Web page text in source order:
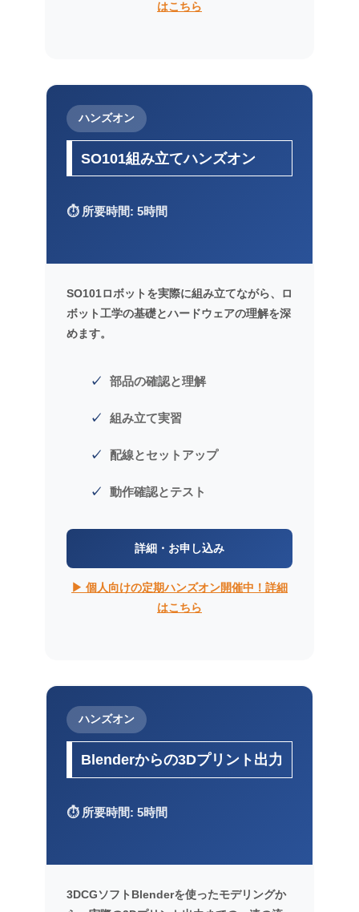
はこちら
ハンズオン
SO101組み立てハンズオン
⏱️ 所要時間: 5時間
SO101ロボットを実際に組み立てながら、ロ
ボット工学の基礎とハードウェアの理解を深
めます。
部品の確認と理解
組み立て実習
配線とセットアップ
動作確認とテスト
詳細・お申し込み
▶ 個人向けの定期ハンズオン開催中！詳細
はこちら
ハンズオン
Blenderからの3Dプリント出力
⏱️ 所要時間: 5時間
3DCGソフトBlenderを使ったモデリングか